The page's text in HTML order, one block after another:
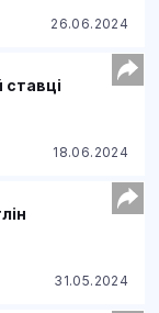
26.06.2024
18.06.2024
31.05.2024